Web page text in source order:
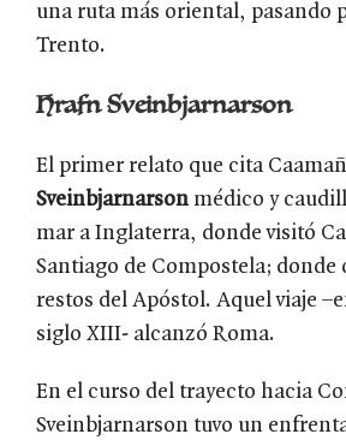
una ruta más oriental, pasando
Trento.
Hrafn Sveinbjarnarson
El primer relato que cita
Sveinbjarnarson médico y
mar a Inglaterra, donde visitó
Santiago de Compostela; donde
restos del Apóstol. Aquel viaje
siglo XIII- alcanzó Roma.
En el curso del trayecto hacia
Sveinbjarnarson tuvo un